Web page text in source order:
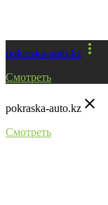
pokraska-auto.kz more_vert
Смотреть
pokraska-auto.kz close
Смотреть